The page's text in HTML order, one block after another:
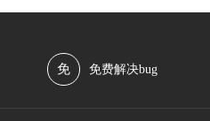
免 免费解决bug